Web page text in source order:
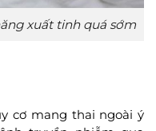
xuất tinh quá sớm
cơ mang thai ngoài ý